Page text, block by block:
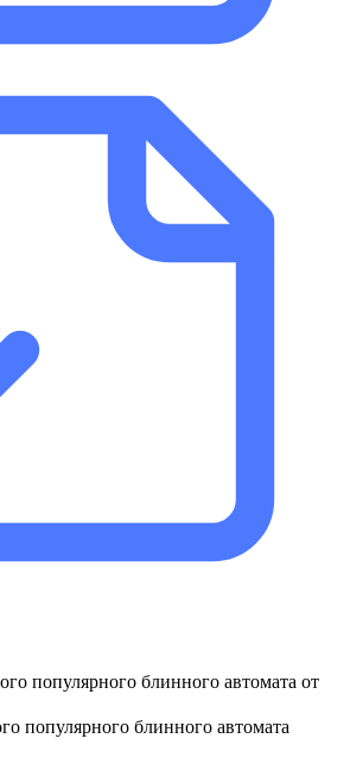
популярного блинного автомата от
популярного блинного автомата